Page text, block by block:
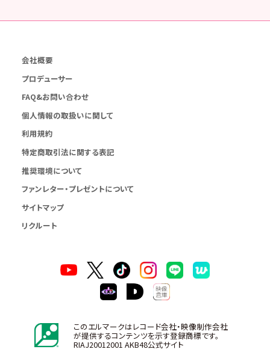
会社概要
プロデューサー
FAQ&お問い合わせ
個人情報の取扱いに関して
利用規約
特定商取引法に関する表記
推奨環境について
ファンレター・プレゼントについて
サイトマップ
リクルート
このエルマークはレコード会社・映像制作会社
が提供するコンテンツを示す登録商標です。
RIAJ20012001 AKB48公式サイト